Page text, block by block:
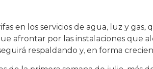
en los servicios de agua, luz y
afrontar por las instalaciones que
respaldando y, en forma